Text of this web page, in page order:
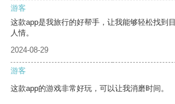
游客
这款app是我旅行的好帮手，让我能够轻松找到
人情。
2024-08-29
游客
这款app的游戏非常好玩，可以让我消磨时间。